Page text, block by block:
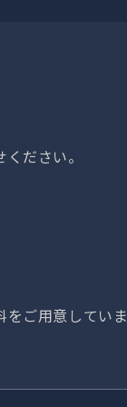
ださい。
ご用意していま